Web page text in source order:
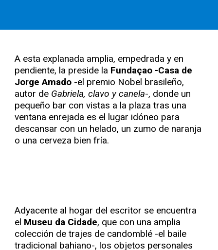
A esta explanada amplia, empedrada y en
pendiente, la preside la Fundaçao -Casa de
Jorge Amado -el premio Nobel brasileño,
autor de Gabriela, clavo y canela-, donde un
pequeño bar con vistas a la plaza tras una
ventana enrejada es el lugar idóneo para
descansar con un helado, un zumo de naranja
o una cerveza bien fría.
Adyacente al hogar del escritor se encuentra
el Museu da Cidade, que con una amplia
colección de trajes de candomblé -el baile
tradicional bahiano-, los objetos personales